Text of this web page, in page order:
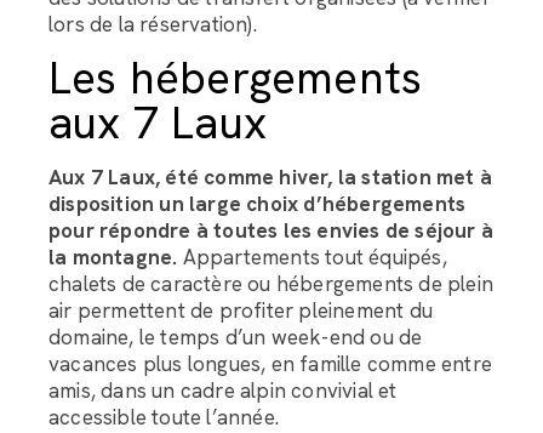
lors de la réservation).
Les hébergements
aux 7 Laux
Aux 7 Laux, été comme hiver, la station met à
disposition un large choix d’hébergements
pour répondre à toutes les envies de séjour à
la montagne. Appartements tout équipés,
chalets de caractère ou hébergements de plein
air permettent de profiter pleinement du
domaine, le temps d’un week-end ou de
vacances plus longues, en famille comme entre
amis, dans un cadre alpin convivial et
accessible toute l’année.